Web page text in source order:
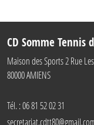
CD Somme Tennis
Maison des Sports 2 Rue
80000AMIENS
Tél. :06 81 52 02 31